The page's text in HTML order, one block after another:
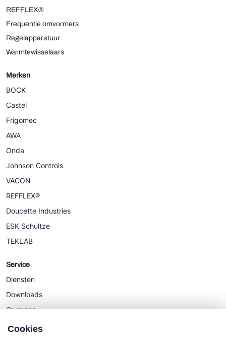
REFFLEX®
Frequentie omvormers
Regelapparatuur
Warmtewisselaars
Merken
BOCK
Castel
Frigomec
AWA
Onda
Johnson Controls
VACON
REFFLEX®
Doucette Industries
ESK Schultze
TEKLAB
Service
Diensten
Downloads
Over ons
Nieuws
Cookies